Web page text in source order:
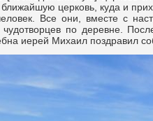
церковь, куда и
Все они, вместе с
по деревне.
иерей Михаил поздравил